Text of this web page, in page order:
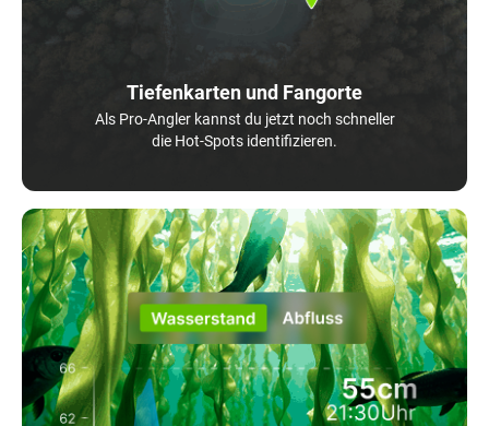
Tiefenkarten und Fangorte
Als Pro-Angler kannst du jetzt noch schneller
die Hot-Spots identifizieren.